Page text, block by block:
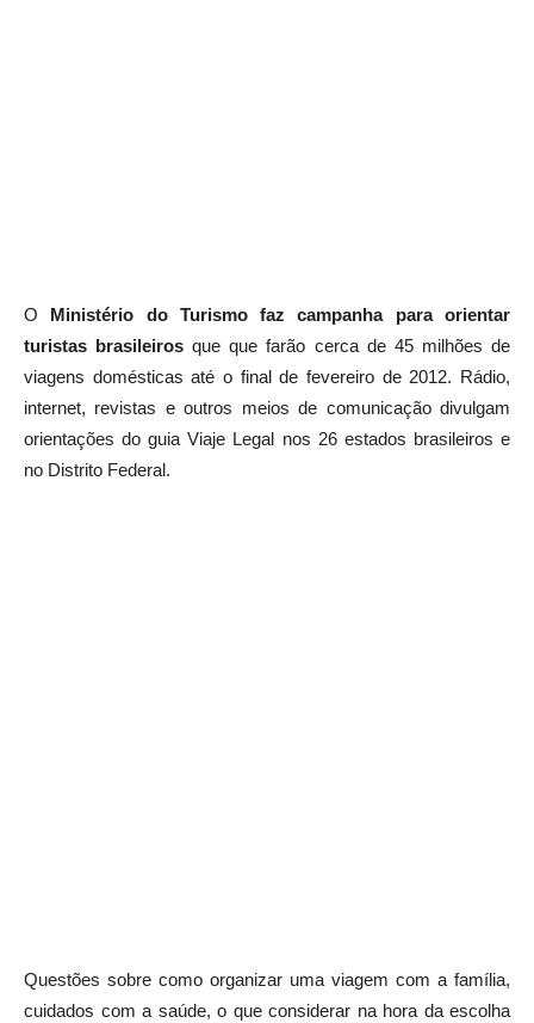
O Ministério do Turismo faz campanha para orientar
turistas brasileiros que que farão cerca de 45 milhões de
viagens domésticas até o final de fevereiro de 2012. Rádio,
internet, revistas e outros meios de comunicação divulgam
orientações do guia Viaje Legal nos 26 estados brasileiros e
no Distrito Federal.
Questões sobre como organizar uma viagem com a família,
cuidados com a saúde, o que considerar na hora da escolha